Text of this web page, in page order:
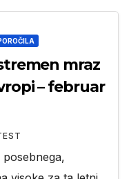
mraz
– februar